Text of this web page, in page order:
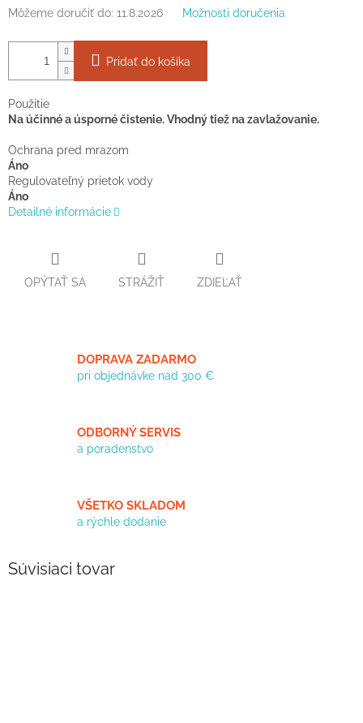
Môžeme doručiť do: 11.8.2026 Možnosti doručenia
Pridať do košíka
Použitie
Na účinné a úsporné čistenie. Vhodný tiež na zavlažovanie.
Ochrana pred mrazom
Áno
Regulovateľný prietok vody
Áno
Detailné informácie
OPÝTAŤ SA STRÁŽIŤ ZDIEĽAŤ
DOPRAVA ZADARMO
pri objednávke nad 300 €
ODBORNÝ SERVIS
a poradenstvo
VŠETKO SKLADOM
a rýchle dodanie
Súvisiaci tovar